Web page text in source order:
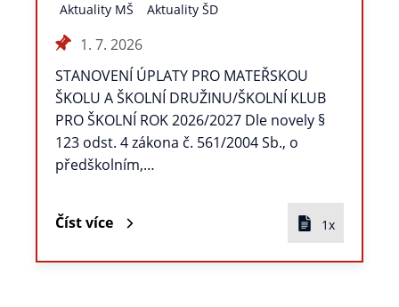
Aktuality MŠ Aktuality ŠD
1. 7. 2026
STANOVENÍ ÚPLATY PRO MATEŘSKOU
ŠKOLU A ŠKOLNÍ DRUŽINU/ŠKOLNÍ KLUB
PRO ŠKOLNÍ ROK 2026/2027 Dle novely §
123 odst. 4 zákona č. 561/2004 Sb., o
předškolním,…
Číst více 1x